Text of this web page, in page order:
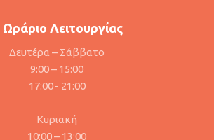
Ωράριο Λειτουργίας
Δευτέρα – Σάββατο
9:00 – 15:00
17:00 - 21:00
Κυριακή
10:00 – 13:00